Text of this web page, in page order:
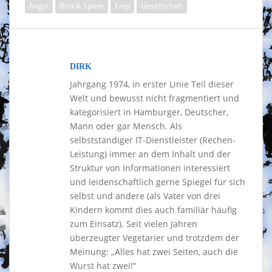
Angst Brot & Spiele Emp Gesellschaft
DIRK
Jahrgang 1974, in erster Linie Teil dieser
Welt und bewusst nicht fragmentiert und
kategorisiert in Hamburger, Deutscher,
Mann oder gar Mensch. Als
selbstständiger IT-Dienstleister (Rechen-
Leistung) immer an dem Inhalt und der
Struktur von Informationen interessiert
und leidenschaftlich gerne Spiegel für sich
selbst und andere (als Vater von drei
Kindern kommt dies auch familiär häufig
zum Einsatz). Seit vielen Jahren
überzeugter Vegetarier und trotzdem der
Meinung: „Alles hat zwei Seiten, auch die
Wurst hat zwei!“